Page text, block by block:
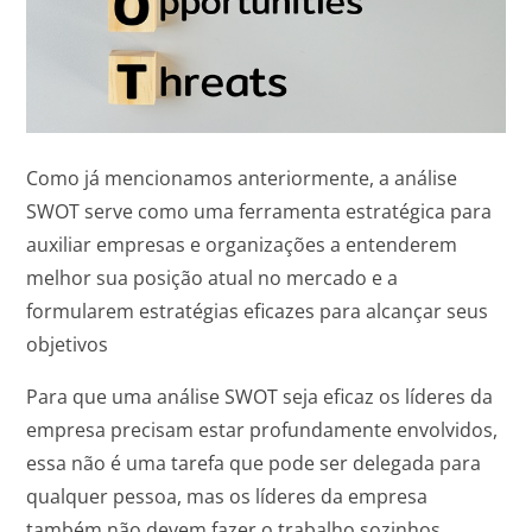
Como já mencionamos anteriormente, a análise
SWOT serve como uma ferramenta estratégica para
auxiliar empresas e organizações a entenderem
melhor sua posição atual no mercado e a
formularem estratégias eficazes para alcançar seus
objetivos
Para que uma análise SWOT seja eficaz os líderes da
empresa precisam estar profundamente envolvidos,
essa não é uma tarefa que pode ser delegada para
qualquer pessoa, mas os líderes da empresa